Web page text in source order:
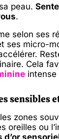
peau.
.
selon ses
ses micro-
Cela
intense
sensibles
zones
oreilles ou